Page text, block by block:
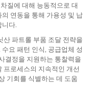
질에 대해 능동적으로 대
연동을 통해 가용성 및 납
니다.
산 파트롤 부품 조달 전략을
요 패턴 인식, 공급업체 성
결정을 지원하는 통찰력을
프로세스의 지속적인 개선
기회를 식별하는 데 도움